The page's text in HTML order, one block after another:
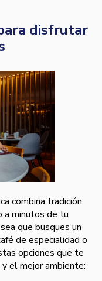
disfrutar
combina tradición
a minutos de tu
sea que busques un
de especialidad o
opciones que te
el mejor ambiente: